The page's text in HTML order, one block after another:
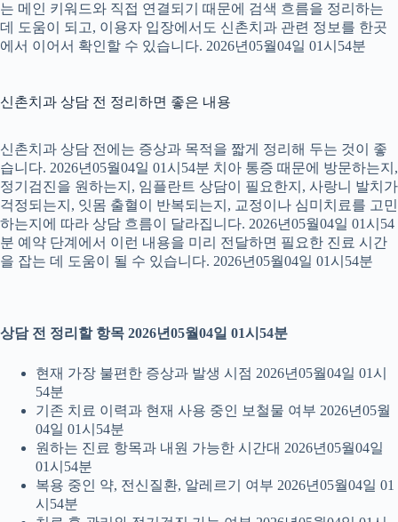
는 메인 키워드와 직접 연결되기 때문에 검색 흐름을 정리하는
데 도움이 되고, 이용자 입장에서도 신촌치과 관련 정보를 한곳
에서 이어서 확인할 수 있습니다. 2026년05월04일 01시54분
신촌치과 상담 전 정리하면 좋은 내용
신촌치과 상담 전에는 증상과 목적을 짧게 정리해 두는 것이 좋
습니다. 2026년05월04일 01시54분 치아 통증 때문에 방문하는지,
정기검진을 원하는지, 임플란트 상담이 필요한지, 사랑니 발치가
걱정되는지, 잇몸 출혈이 반복되는지, 교정이나 심미치료를 고민
하는지에 따라 상담 흐름이 달라집니다. 2026년05월04일 01시54
분 예약 단계에서 이런 내용을 미리 전달하면 필요한 진료 시간
을 잡는 데 도움이 될 수 있습니다. 2026년05월04일 01시54분
상담 전 정리할 항목 2026년05월04일 01시54분
현재 가장 불편한 증상과 발생 시점 2026년05월04일 01시
54분
기존 치료 이력과 현재 사용 중인 보철물 여부 2026년05월
04일 01시54분
원하는 진료 항목과 내원 가능한 시간대 2026년05월04일
01시54분
복용 중인 약, 전신질환, 알레르기 여부 2026년05월04일 01
시54분